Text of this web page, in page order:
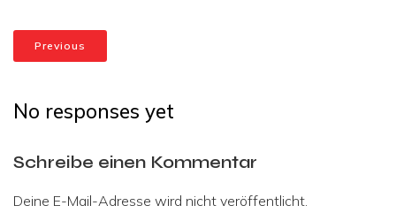
Previous
No responses yet
Schreibe einen Kommentar
Deine E-Mail-Adresse wird nicht veröffentlicht.